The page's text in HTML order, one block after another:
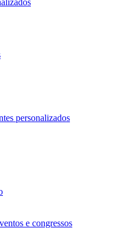
personalizados
e congressos